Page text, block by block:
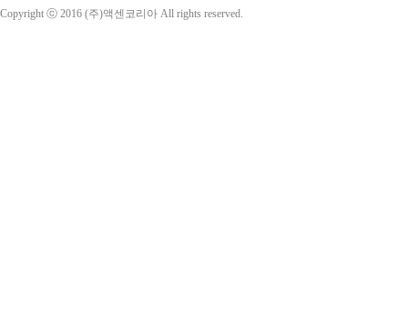
Copyright ⓒ 2016 (주)액센코리아 All rights reserved.